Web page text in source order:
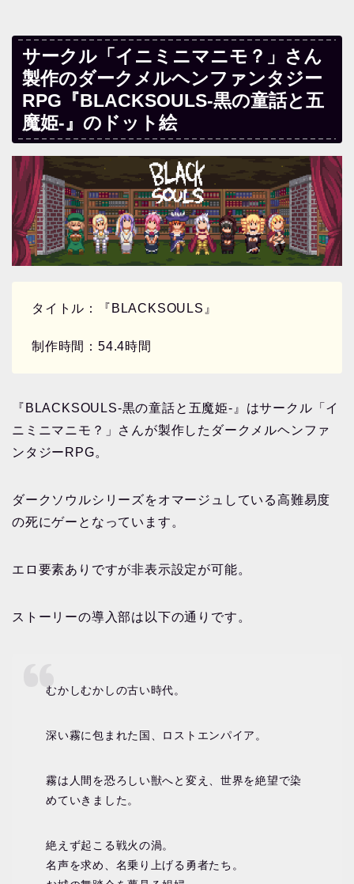
サークル「イニミニマニモ？」さん
製作のダークメルヘンファンタジー
RPG『BLACKSOULS-黒の童話と五
魔姫-』のドット絵
タイトル：『BLACKSOULS』
制作時間：54.4時間
『BLACKSOULS-黒の童話と五魔姫-』はサークル「イ
ニミニマニモ？」さんが製作したダークメルヘンファ
ンタジーRPG。
ダークソウルシリーズをオマージュしている高難易度
の死にゲーとなっています。
エロ要素ありですが非表示設定が可能。
ストーリーの導入部は以下の通りです。
むかしむかしの古い時代。
深い霧に包まれた国、ロストエンパイア。
霧は人間を恐ろしい獣へと変え、世界を絶望で染
めていきました。
絶えず起こる戦火の渦。
名声を求め、名乗り上げる勇者たち。